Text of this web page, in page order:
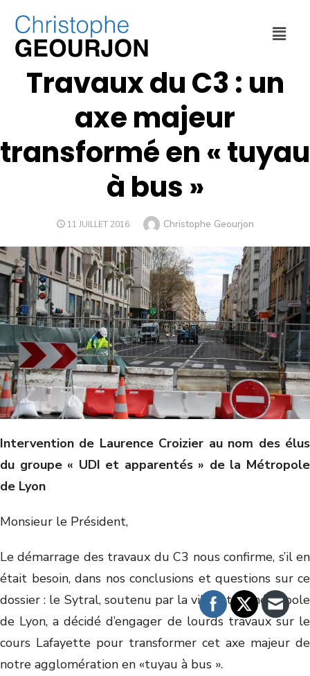
DÉPLACEMENTS ,ECONOMIE
Travaux du C3 : un
axe majeur
transformé en « tuyau
à bus »
11 JUILLET 2016 Christophe Geourjon
Intervention de Laurence Croizier au nom des élus
du groupe « UDI et apparentés » de la Métropole
de Lyon
Monsieur le Président,
Le démarrage des travaux du C3 nous confirme, s’il en
était besoin, dans nos conclusions et questions sur ce
dossier : le Sytral, soutenu par la ville et la métropole
de Lyon, a décidé d’engager de lourds travaux sur le
cours Lafayette pour transformer cet axe majeur de
notre agglomération en «tuyau à bus ».